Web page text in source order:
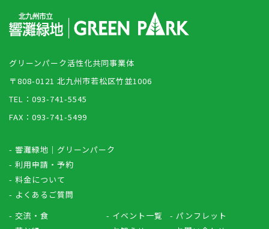
グリーンパーク活性化共同事業体
〒808-0121 北九州市若松区竹並1006
TEL：093-741-5545
FAX：093-741-5499
- 響灘緑地｜グリーンパーク
- 利用申請・予約
- 料金について
- よくあるご質問
- 交流・食
- イベント一覧
- パンフレット